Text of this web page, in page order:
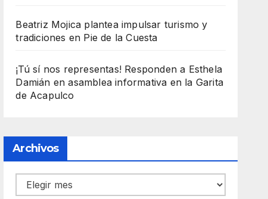
Beatriz Mojica plantea impulsar turismo y
tradiciones en Pie de la Cuesta
¡Tú sí nos representas! Responden a Esthela
Damián en asamblea informativa en la Garita
de Acapulco
Archivos
Archivos